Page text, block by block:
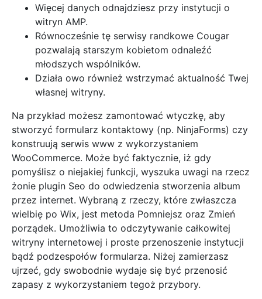
Więcej danych odnajdziesz przy instytucji o
witryn AMP.
Równocześnie tę serwisy randkowe Cougar
pozwalają starszym kobietom odnaleźć
młodszych wspólników.
Działa owo również wstrzymać aktualność Twej
własnej witryny.
Na przykład możesz zamontować wtyczkę, aby
stworzyć formularz kontaktowy (np. NinjaForms) czy
konstruują serwis www z wykorzystaniem
WooCommerce. Może być faktycznie, iż gdy
pomyślisz o niejakiej funkcji, wyszuka uwagi na rzecz
żonie plugin Seo do odwiedzenia stworzenia album
przez internet. Wybraną z rzeczy, które zwłaszcza
wielbię po Wix, jest metoda Pomniejsz oraz Zmień
porządek. Umożliwia to odczytywanie całkowitej
witryny internetowej i proste przenoszenie instytucji
bądź podzespołów formularza. Niżej zamierzasz
ujrzeć, gdy swobodnie wydaje się być przenosić
zapasy z wykorzystaniem tegoż przybory.